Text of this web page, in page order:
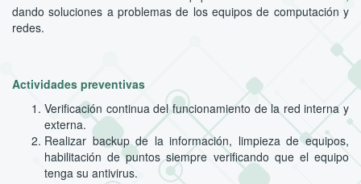
dando soluciones a problemas de los equipos de computación y
redes.
Actividades preventivas
Verificación continua del funcionamiento de la red interna y
externa.
Realizar backup de la información, limpieza de equipos,
habilitación de puntos siempre verificando que el equipo
tenga su antivirus.